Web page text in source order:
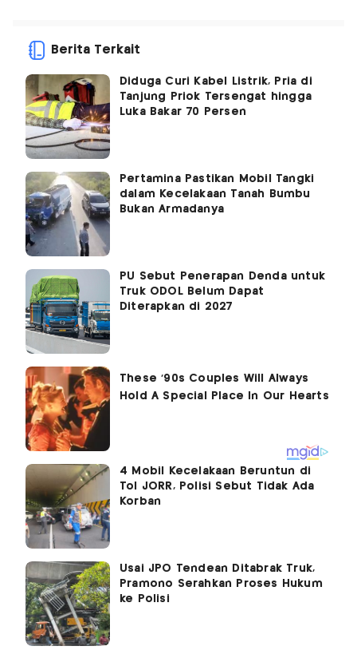
Berita Terkait
Diduga Curi Kabel Listrik, Pria di
Tanjung Priok Tersengat hingga
Luka Bakar 70 Persen
Pertamina Pastikan Mobil Tangki
dalam Kecelakaan Tanah Bumbu
Bukan Armadanya
PU Sebut Penerapan Denda untuk
Truk ODOL Belum Dapat
Diterapkan di 2027
4 Mobil Kecelakaan Beruntun di
Tol JORR, Polisi Sebut Tidak Ada
Korban
Usai JPO Tendean Ditabrak Truk,
Pramono Serahkan Proses Hukum
ke Polisi